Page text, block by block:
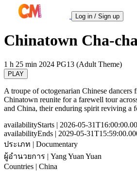
Log in / Sign up
Chinatown Cha-
1 h 25 min 2024 PG13 (Adult Theme)
PLAY
A troupe of octogenarian Chinese dancers
Chinatown reunite for a farewell tour
and China, their enduring spirit reviving a
availabilityStarts | 2026-05-
availabilityEnds | 2029-05-
ประเภท | Documentary
ผู้อำนวยการ | Yang Yuan Yuan
Countries | China